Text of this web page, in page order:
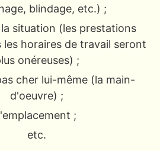
blindage, etc.) ;
situation (les prestations
les horaires de travail seront
onéreuses) ;
cher lui-même (la main-
d'oeuvre) ;
;
etc.